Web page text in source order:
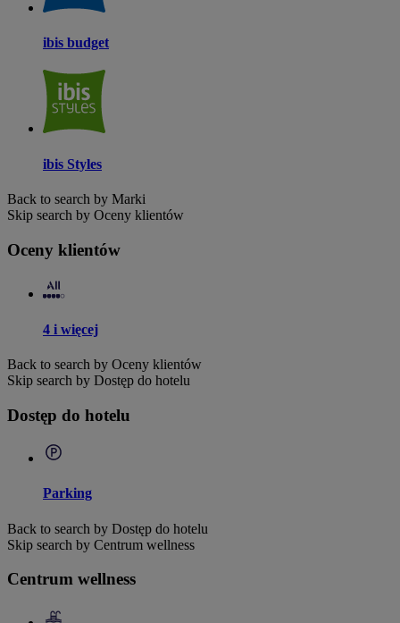
ibis budget
ibis Styles
Back to search by Marki
Skip search by Oceny klientów
Oceny klientów
4 i więcej
Back to search by Oceny klientów
Skip search by Dostęp do hotelu
Dostęp do hotelu
Parking
Back to search by Dostęp do hotelu
Skip search by Centrum wellness
Centrum wellness